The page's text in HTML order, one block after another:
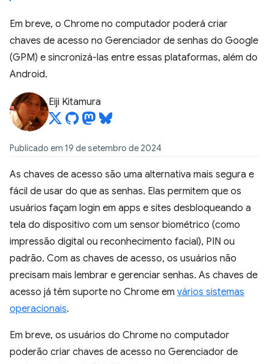
Em breve, o Chrome no computador poderá criar
chaves de acesso no Gerenciador de senhas do Google
(GPM) e sincronizá-las entre essas plataformas, além do
Android.
Eiji Kitamura
Publicado em 19 de setembro de 2024
As chaves de acesso são uma alternativa mais segura e
fácil de usar do que as senhas. Elas permitem que os
usuários façam login em apps e sites desbloqueando a
tela do dispositivo com um sensor biométrico (como
impressão digital ou reconhecimento facial), PIN ou
padrão. Com as chaves de acesso, os usuários não
precisam mais lembrar e gerenciar senhas. As chaves de
acesso já têm suporte no Chrome em vários sistemas
operacionais.
Em breve, os usuários do Chrome no computador
poderão criar chaves de acesso no Gerenciador de